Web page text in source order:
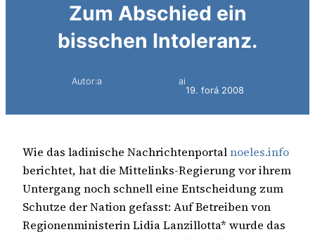
Zum Abschied ein
bisschen Intoleranz.
Autor:a
ai
19. forá 2008
Wie das ladinische Nachrichtenportalnoeles.info
berichtet, hat die Mittelinks-Regierung vor ihrem
Untergang noch schnell eine Entscheidung zum
Schutze der Nation gefasst: Auf Betreiben von
Regionenministerin Lidia Lanzillotta* wurde das